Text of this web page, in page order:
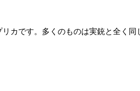
カです。多くのものは実銃と全く